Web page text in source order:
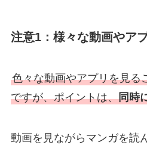
注意1：様々な動画やア
色々な動画やアプリを見る
ですが、ポイントは、同時
動画を見ながらマンガを読